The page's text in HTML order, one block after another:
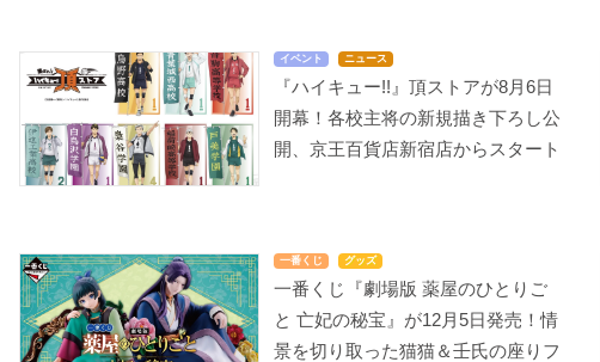
イベント ニュース
『ハイキュー!!』頂ストアが8月6日
開幕！各校主将の新規描き下ろし公
開、京王百貨店新宿店からスタート
一番くじ グッズ
一番くじ『劇場版 薬屋のひとりご
と 亡妃の秘宝』が12月5日発売！情
景を切り取った猫猫＆壬氏の座りフ